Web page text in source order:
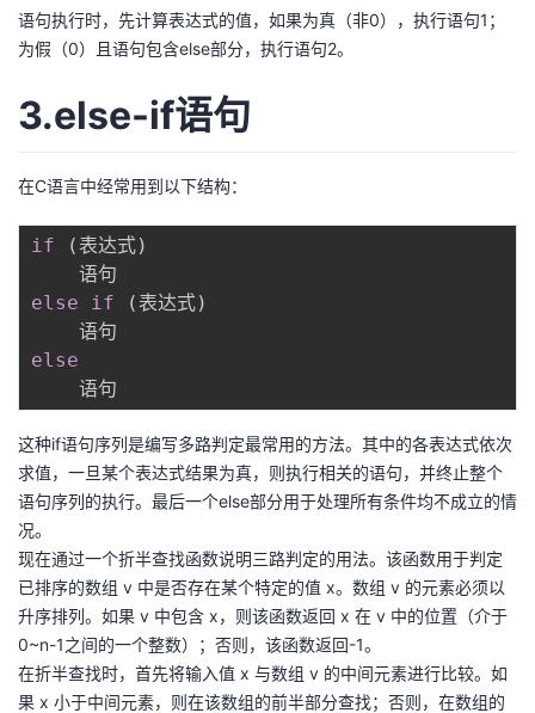
动
关
的
开
者
的
课
程
我
的
认
证
我
的
实
验
我
的
收
我
的
我
支
技
术
支
持
的
云
声
建
议
语句执行时，先计算表达式的值，如果为真（非0），执行语句1；
为假（0）且语句包含else部分，执行语句2。
3.else-if语句
在C语言中经常用到以下结构：
if (表达式)
else
if (表达式)
else
这种if语句序列是编写多路判定最常用的方法。其中的各表达式依次
求值，一旦某个表达式结果为真，则执行相关的语句，并终止整个
语句序列的执行。最后一个else部分用于处理所有条件均不成立的情
况。
现在通过一个折半查找函数说明三路判定的用法。该函数用于判定
已排序的数组 v 中是否存在某个特定的值 x。数组 v 的元素必须以
升序排列。如果 v 中包含 x，则该函数返回 x 在 v 中的位置（介于
0~n-1之间的一个整数）；否则，该函数返回-1。
在折半查找时，首先将输入值 x 与数组 v 的中间元素进行比较。如
果 x 小于中间元素，则在该数组的前半部分查找；否则，在数组的